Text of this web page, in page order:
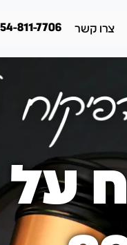
צרו קשר 811-7706
על